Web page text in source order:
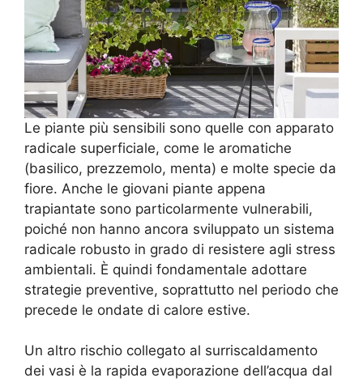
Le piante più sensibili sono quelle con apparato
radicale superficiale, come le aromatiche
(basilico, prezzemolo, menta) e molte specie da
fiore. Anche le giovani piante appena
trapiantate sono particolarmente vulnerabili,
poiché non hanno ancora sviluppato un sistema
radicale robusto in grado di resistere agli stress
ambientali. È quindi fondamentale adottare
strategie preventive, soprattutto nel periodo che
precede le ondate di calore estive.
Un altro rischio collegato al surriscaldamento
dei vasi è la rapida evaporazione dell’acqua dal